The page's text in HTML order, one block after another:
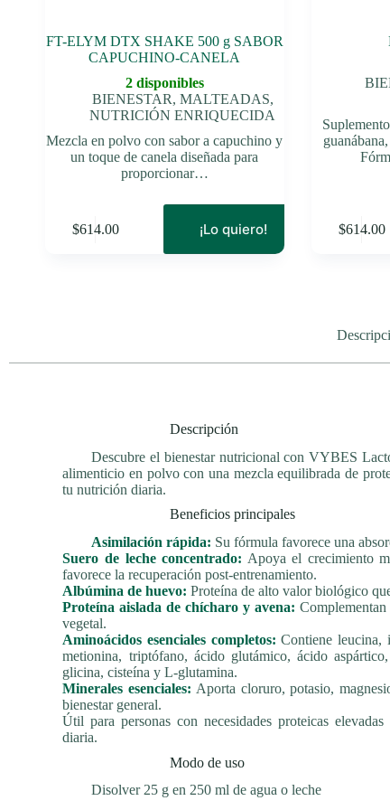
FT-ELYM DTX SHAKE 500 g SABOR
CAPUCHINO-CANELA
2 disponibles
BIENESTAR, MALTEADAS,
NUTRICIÓN ENRIQUECIDA
Mezcla en polvo con sabor a capuchino y
un toque de canela diseñada para
proporcionar…
$614.00 ¡Lo quiero! $614.00
Descripción
Descubre el bienestar nutricional con VYBES
alimenticio en polvo con una mezcla equilibrada de
tu nutrición diaria.
Beneficios principales
Asimilación rápida: Su fórmula favorece una
Suero de leche concentrado: Apoya el crecimiento
favorece la recuperación post-entrenamiento.
Albúmina de huevo: Proteína de alto valor biológico
Proteína aislada de chícharo y avena:
vegetal.
Aminoácidos esenciales completos: Contiene leucina,
metionina, triptófano, ácido glutámico, ácido
glicina, cisteína y L-glutamina.
Minerales esenciales: Aporta cloruro, potasio,
bienestar general.
Útil para personas con necesidades proteicas
diaria.
Modo de uso
Disolver 25 g en 250 ml de agua o leche